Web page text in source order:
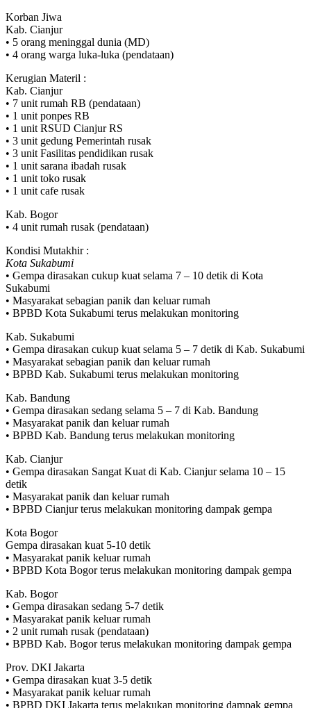
Korban Jiwa
Kab. Cianjur
• 5 orang meninggal dunia (MD)
• 4 orang warga luka-luka (pendataan)
Kerugian Materil :
Kab. Cianjur
• 7 unit rumah RB (pendataan)
• 1 unit ponpes RB
• 1 unit RSUD Cianjur RS
• 3 unit gedung Pemerintah rusak
• 3 unit Fasilitas pendidikan rusak
• 1 unit sarana ibadah rusak
• 1 unit toko rusak
• 1 unit cafe rusak
Kab. Bogor
• 4 unit rumah rusak (pendataan)
Kondisi Mutakhir :
Kota Sukabumi
• Gempa dirasakan cukup kuat selama 7 – 10 detik di Kota
Sukabumi
• Masyarakat sebagian panik dan keluar rumah
• BPBD Kota Sukabumi terus melakukan monitoring
Kab. Sukabumi
• Gempa dirasakan cukup kuat selama 5 – 7 detik di Kab. Sukabumi
• Masyarakat sebagian panik dan keluar rumah
• BPBD Kab. Sukabumi terus melakukan monitoring
Kab. Bandung
• Gempa dirasakan sedang selama 5 – 7 di Kab. Bandung
• Masyarakat panik dan keluar rumah
• BPBD Kab. Bandung terus melakukan monitoring
Kab. Cianjur
• Gempa dirasakan Sangat Kuat di Kab. Cianjur selama 10 – 15
detik
• Masyarakat panik dan keluar rumah
• BPBD Cianjur terus melakukan monitoring dampak gempa
Kota Bogor
Gempa dirasakan kuat 5-10 detik
• Masyarakat panik keluar rumah
• BPBD Kota Bogor terus melakukan monitoring dampak gempa
Kab. Bogor
• Gempa dirasakan sedang 5-7 detik
• Masyarakat panik keluar rumah
• 2 unit rumah rusak (pendataan)
• BPBD Kab. Bogor terus melakukan monitoring dampak gempa
Prov. DKI Jakarta
• Gempa dirasakan kuat 3-5 detik
• Masyarakat panik keluar rumah
• BPBD DKI Jakarta terus melakukan monitoring dampak gempa